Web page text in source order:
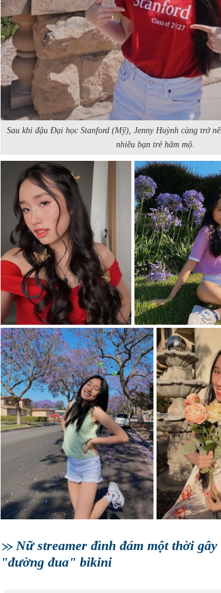
Sau khi đậu Đại học Stanford (Mỹ), Jenny Huỳnh càng trở
nhiều bạn trẻ hâm mộ.
Nữ streamer đình đám một thời
"đường đua" bikini